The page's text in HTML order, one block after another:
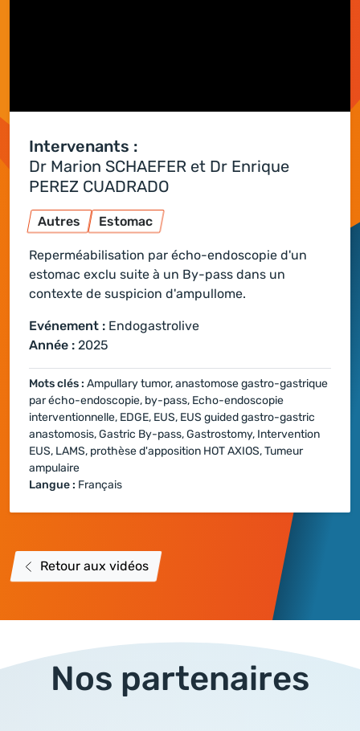
Intervenants :
Dr Marion SCHAEFER et Dr Enrique
PEREZ CUADRADO
Autres Estomac
Reperméabilisation par écho-endoscopie d'un
estomac exclu suite à un By-pass dans un
contexte de suspicion d'ampullome.
Evénement : Endogastrolive
Année : 2025
Mots clés : Ampullary tumor, anastomose gastro-gastrique
par écho-endoscopie, by-pass, Echo-endoscopie
interventionnelle, EDGE, EUS, EUS guided gastro-gastric
anastomosis, Gastric By-pass, Gastrostomy, Intervention
EUS, LAMS, prothèse d'apposition HOT AXIOS, Tumeur
ampulaire
Langue : Français
Retour aux vidéos
Nos partenaires